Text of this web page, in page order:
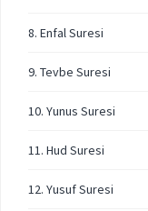
8. Enfal Suresi
9. Tevbe Suresi
10. Yunus Suresi
11. Hud Suresi
12. Yusuf Suresi